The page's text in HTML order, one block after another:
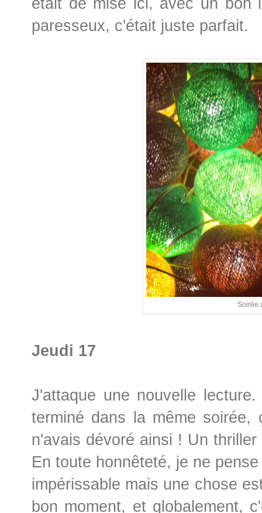
paresseux, c'était juste parfait.
Soirée
Jeudi 17
J'attaque une nouvelle
terminé dans la même
n'avais dévoré ainsi ! Un
En toute honnêteté, je ne
impérissable mais une chose
bon moment, et globalement,